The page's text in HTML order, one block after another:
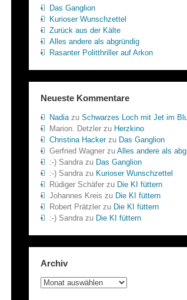
Das Ganglion
Kurioser Wunschzettel
Zurück aus der Kälte
Alles andere als abgründig
Rasanter Politthriller auf Arkon
Neueste Kommentare
Nadiazu Schwarzes Loch mit Jet im
Marion. Detzlerzu Herzkino
Christina Hackerzu Das Ganglion
Gerfried Wagnerzu Alles andere als
:-) Sandrazu Das Ganglion
:-) Sandrazu Kurioser Wunschzettel
Rüdiger Schäferzu Die KI füttern
Johannes Kreis zu Die KI füttern
Robert Prätzlerzu Die KI füttern
:-) Sandrazu Die KI füttern
Archiv
Archiv